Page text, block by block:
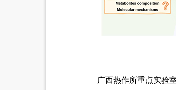
广西热作所重点实验